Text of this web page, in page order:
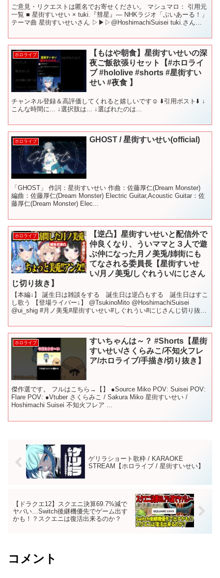
ご意見・リクエストは匿名でお寄せください。 マシュマロ： 引用元
一覧 ■ 星街すいせい × tuki.『彗星』— NHKラジオ「ぶいあーる！」
テーマ曲 星街すいせいさん ▷▶▷@HoshimachiSuisei tuki.さん
ホロライブ
【もはや朝食】星街すいせいの深
夜ご飯欲張りセット【#ホロライ
ブ #hololive #shorts #星街すい
せい #夜食 】
チャンネル登録＆高評価してくれると嬉しいです☺ ⬇️引用ポスト⬇️ ↓
こんな時間に... ↓選択肢は... ↓選ばれたのは...
ホロライブ GHOST / 星街すいせい(official)
「GHOST」 作詞：星街すいせい 作曲：佐藤厚仁(Dream Monster)
編曲：佐藤厚仁(Dream Monster) Electric Guitar,Acoustic Guitar：佐
藤厚仁(Dream Monster) Elec...
ホロライブ
【逆凸】星街すいせいと配信外で
仲良くなり、ういママと３人で遊
ぶ仲になった月ノ美兎/姉街にも
てなされる委員長【星街すいせ
い/月ノ美兎/しぐれうい/にじさん
じ切り抜き】
【本編↓】 誕生日は雑談をする 誕生日は逆凸もする 誕生日はすこ
し歌う 【登場ライバー↓】 @TsukinoMito @HoshimachiSuisei
@ui_shig #月ノ美兎#星街すいせい#しぐれうい#にじさんじ切り抜き
ホロライブ
すいちゃんは～？ #Shorts【星街
すいせい/さくらみこ/不知火フレ
ア/ホロライブ/手描き/切り抜き】
傑作選です。 フルはこちら→【】 ●Source Miko POV: Suisei POV:
Flare POV: ●Vtuber さくらみこ / Sakura Miko 星街すいせい /
Hoshimachi Suisei 不知火フレア ...
ゲリラショート歌枠 / KARAOKE
STREAM【ホロライブ / 星街すいせい】
【ドラクエ12】スクエニ決算69.7%減で
ヤバい…Switch後継機優先でゲーム出す
かも！？スクエニは復活出来るのか？
コメント